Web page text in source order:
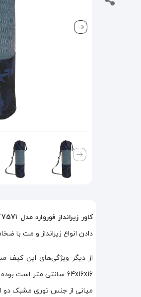
کاور زیرانداز فوروارد مدل FCLT7571
دادن انواع زیرانداز و مت با
از دیگر ویژگی‌های این کیف
میانی از جنس توری مشبک دو